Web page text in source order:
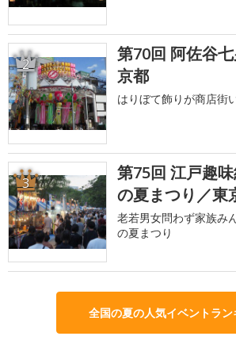
2
第70回 阿佐谷
京都
はりぼて飾りが商店街
3
第75回 江戸趣
の夏まつり／東
老若男女問わず家族み
の夏まつり
全国の夏の人気イベントラン